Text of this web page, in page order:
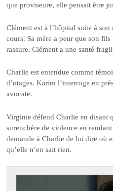
que proviseure, elle pensait être
Clément est à l’hôpital suite à
cours. Sa mère a peur que son
rassure. Clément a une santé
Charlie est entendue comme
d’otages. Karim l’interroge en
avocate.
Virginie défend Charlie en disant
surenchère de violence en
demande à Charlie de lui dire où
qu’elle n’en sait rien.